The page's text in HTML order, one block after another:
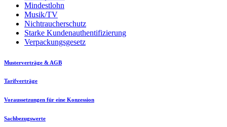
Mindestlohn
Musik/TV
Nichtraucherschutz
Starke Kundenauthentifizierung
Verpackungsgesetz
Musterverträge & AGB
Tarifverträge
Voraussetzungen für eine Konzession
Sachbezugswerte